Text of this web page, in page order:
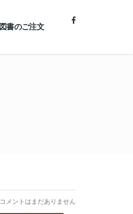
図書のご注文
コメントはまだありません